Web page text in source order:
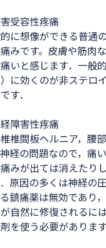
害受容性疼痛
に想像ができる普通
みです。皮膚や筋肉
いと感じます．一般
に効くのが非ステロ
す．
経障害性疼痛
椎間板ヘルニア，腰
経の問題なので，痛
みが出ては消えたり
原因の多くは神経の
鎮痛薬は無効であり
自然に修復されるに
を使う必要がありま